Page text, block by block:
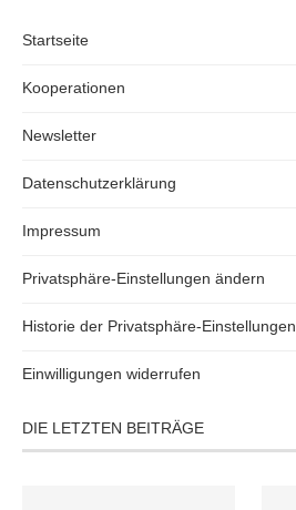
Startseite
Kooperationen
Newsletter
Datenschutzerklärung
Impressum
Privatsphäre-Einstellungen ändern
Historie der Privatsphäre-Einstellungen
Einwilligungen widerrufen
DIE LETZTEN BEITRÄGE